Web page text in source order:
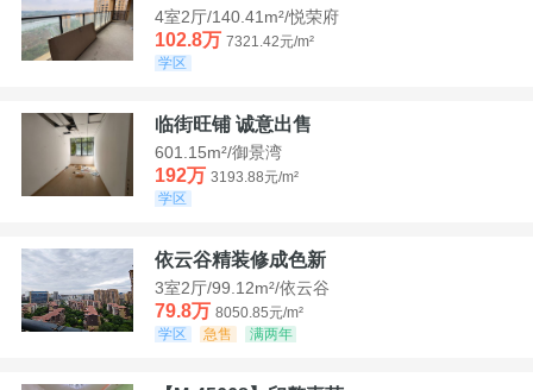
4室2厅/140.41m²/悦荣府
102.8万 7321.42元/m²
学区
临街旺铺 诚意出售
601.15m²/御景湾
192万 3193.88元/m²
学区
依云谷精装修成色新
3室2厅/99.12m²/依云谷
79.8万 8050.85元/m²
学区
急售 满两年